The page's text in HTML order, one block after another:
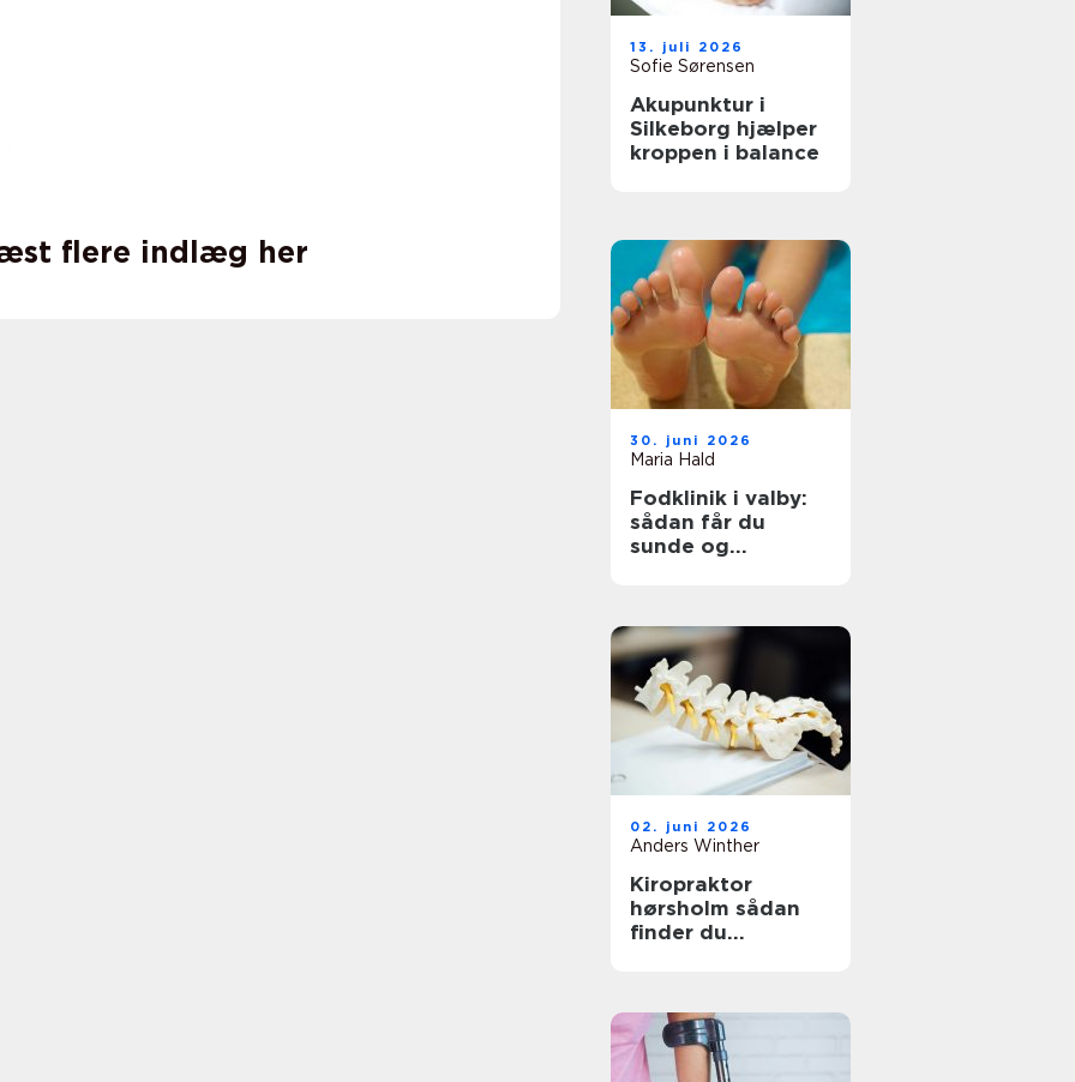
flere indlæg her
13. juli 2026
Sofie Sørensen
Akupunktur i
Silkeborg hjælper
kroppen i balance
30. juni 2026
Maria Hald
Fodklinik i valby:
sådan får du
sunde og
02. juni 2026
Anders Winther
Kiropraktor
hørsholm sådan
finder du